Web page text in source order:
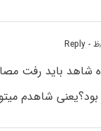
- Reply
شاهد باید رفت
شاهدم